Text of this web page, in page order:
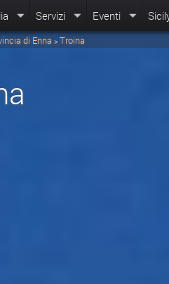
Servizi Eventi
di Enna > Troina